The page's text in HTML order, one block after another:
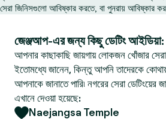
সেরা জিনিসগুলো আবিষ্কার করতে, বা পুনরায় আবিষ্কার
জেঞ্জআপ-এর জন্য কিছু ডেটিং আইডিয়া:
আপনার কাছাকাছি জায়গায় লোকজন খোঁজার
ইতোমধ্যে জানেন, কিন্তু আপনি তাদেরকে
আপনাকে জানাতে পারি৷ নগরের সেরা ডেটিংয়ের
এখানে দেওয়া হয়েছে:
Naejangsa Temple